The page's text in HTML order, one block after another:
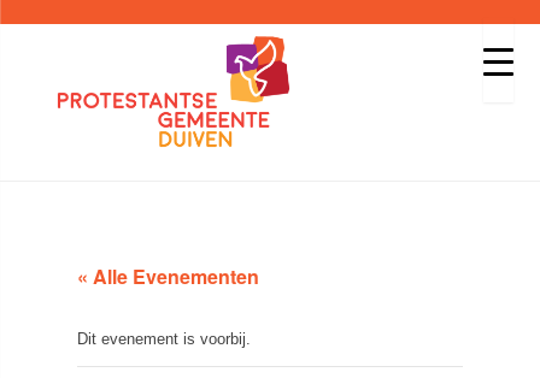
« Alle Evenementen
Dit evenement is voorbij.